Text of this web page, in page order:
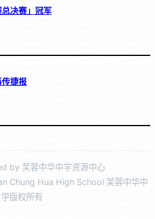
决赛」冠军
捷报
by 芙蓉中华中学资源中心
Chung Hua High School 芙蓉中华中
学版权所有